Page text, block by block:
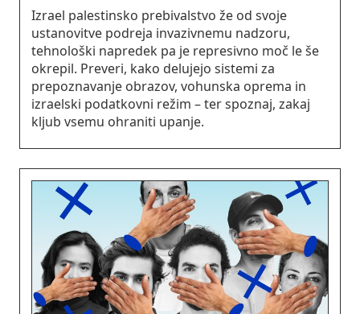
Izrael palestinsko prebivalstvo že od svoje
ustanovitve podreja invazivnemu nadzoru,
tehnološki napredek pa je represivno moč le še
okrepil. Preveri, kako delujejo sistemi za
prepoznavanje obrazov, vohunska oprema in
izraelski podatkovni režim – ter spoznaj, zakaj
kljub vsemu ohraniti upanje.